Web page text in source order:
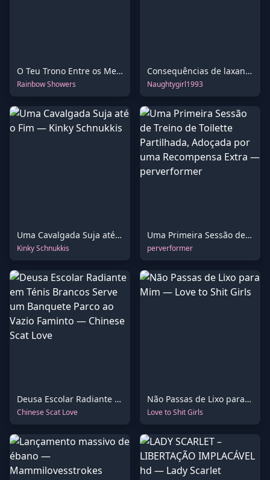
O Teu Trono Entre os Meus Lábios
Rainbow Showers
Consequências de laxante numa loja de gelados
Naughtygirl1993
Uma Cavalgada Suja até o Fim
Kinky Schnukkis
Uma Primeira Sessão de Treino de Toilette Partilhada, Adoçada por uma Recompensa Extra
perverformer
Deusa Escolar Radiante em Ténis Brancos Serve um Banquete Parco ao Vazio Faminto
Chinese Scat Love
Não Passas de Lixo para Mim
Love to Shit Girls